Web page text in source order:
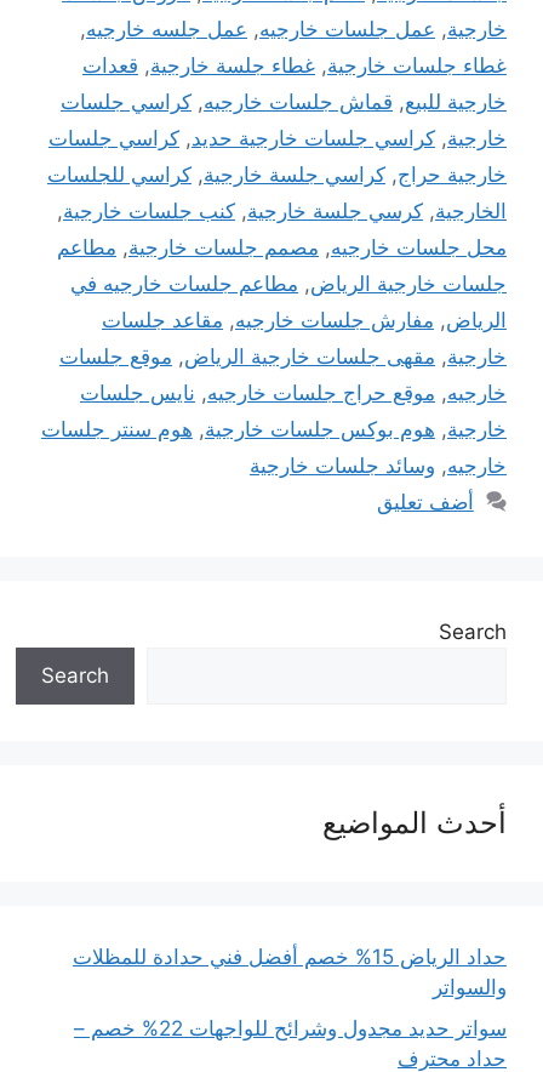
خارجية, عمل جلسات خارجيه, عمل جلسه خارجيه,
غطاء جلسات خارجية, غطاء جلسة خارجية, قعدات
خارجية للبيع, قماش جلسات خارجيه, كراسي جلسات
خارجية, كراسي جلسات خارجية حديد, كراسي جلسات
خارجية حراج, كراسي جلسة خارجية, كراسي للجلسات
الخارجية, كرسي جلسة خارجية, كنب جلسات خارجية,
محل جلسات خارجيه, مصمم جلسات خارجية, مطاعم
جلسات خارجية الرياض, مطاعم جلسات خارجيه في
الرياض, مفارش جلسات خارجيه, مقاعد جلسات
خارجية, مقهى جلسات خارجية الرياض, موقع جلسات
خارجيه, موقع حراج جلسات خارجيه, نايس جلسات
خارجية, هوم بوكس جلسات خارجية, هوم سنتر جلسات
خارجيه, وسائد جلسات خارجية
أضف تعليق
Search
Search
أحدث المواضيع
حداد الرياض 15% خصم أفضل فني حدادة للمظلات
والسواتر
سواتر حديد مجدول وشرائح للواجهات 22% خصم –
حداد محترف